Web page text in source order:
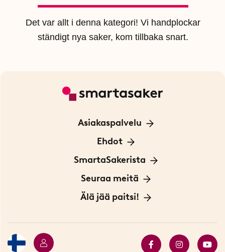
Det var allt i denna kategori! Vi handplockar
ständigt nya saker, kom tillbaka snart.
Asiakaspalvelu
Ota yhteyttä
Ehdot
Tietoa evästeistä
Yksityisyydensuoja
Sopimusehdot
SmartaSakerista
Meistä
Myymälä Tukholmassa
Seuraa meitä
Innovaattoriblogi
Älä jää paitsi!